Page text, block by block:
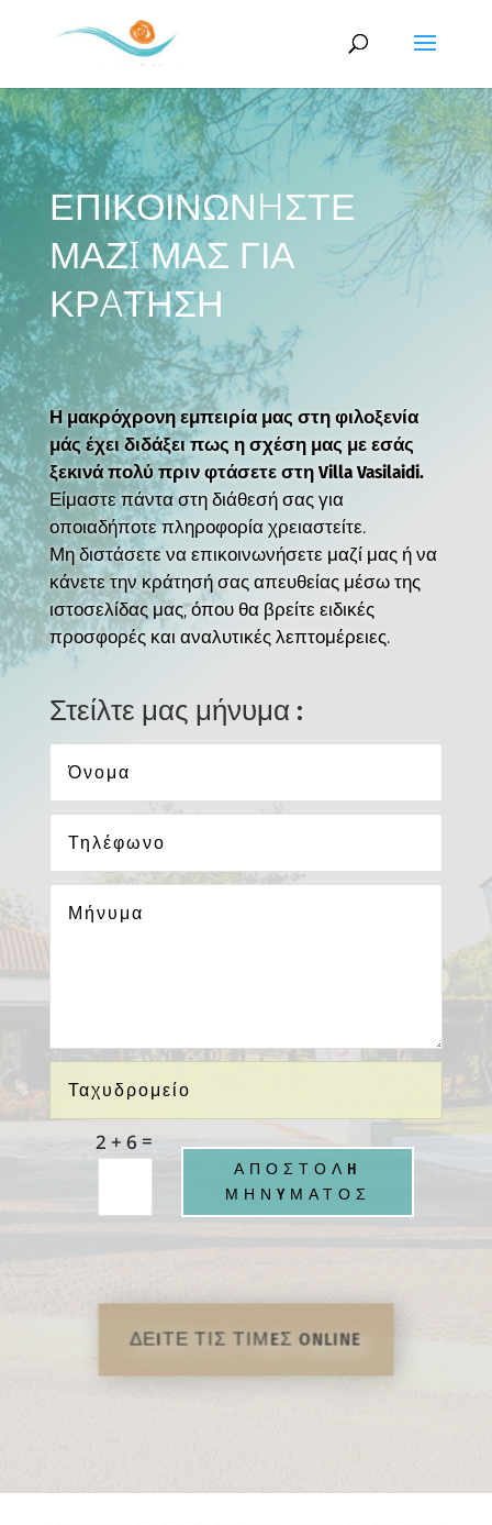
ΕΠΙΚΟΙΝΩΝHΣΤΕ
ΜΑΖI ΜΑΣ ΓΙΑ
ΚΡAΤΗΣΗ
Η μακρόχρονη εμπειρία μας στη φιλοξενία
μάς έχει διδάξει πως η σχέση μας με εσάς
ξεκινά πολύ πριν φτάσετε στη Villa Vasilaidi.
Είμαστε πάντα στη διάθεσή σας για
οποιαδήποτε πληροφορία χρειαστείτε.
Μη διστάσετε να επικοινωνήσετε μαζί μας ή να
κάνετε την κράτησή σας απευθείας μέσω της
ιστοσελίδας μας, όπου θα βρείτε ειδικές
προσφορές και αναλυτικές λεπτομέρειες.
Στείλτε μας μήνυμα :
2 + 6 =
ΑΠΟΣΤΟΛH
ΜΗΝYΜΑΤΟΣ
ΔΕIΤΕ ΤΙΣ ΤΙΜEΣ ONLINE